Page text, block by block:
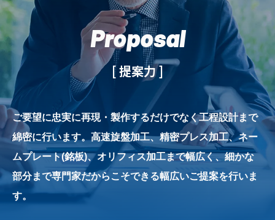
Proposal
[ 提案力 ]
ご要望に忠実に再現・製作するだけでなく工程設計まで
綿密に行います。高速旋盤加工、精密プレス加工、ネー
ムプレート(銘板)、オリフィス加工まで幅広く、細かな
部分まで専門家だからこそできる幅広いご提案を行いま
す。